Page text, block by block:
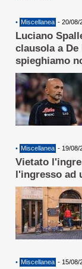
• Miscellanea - 20/08/
Luciano
clausola a
spieghiamo
• Miscellanea - 19/08/
Vietato
l'ingresso ad
• Miscellanea - 15/08/